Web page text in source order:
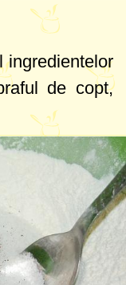
ingredientelor
de copt,